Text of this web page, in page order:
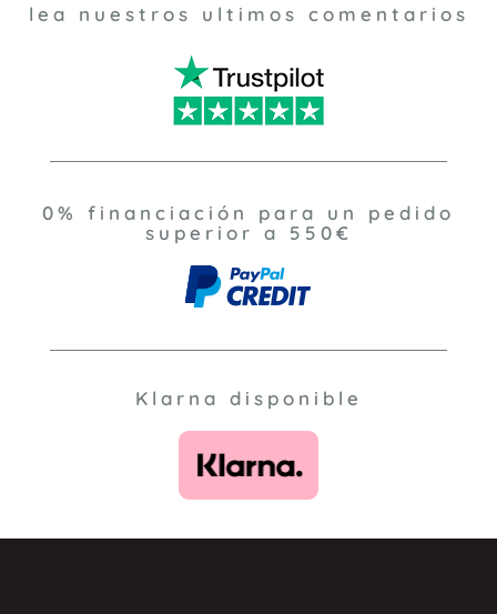
lea nuestros ultimos comentarios
0% financiación para un pedido
superior a 550€
Klarna disponible